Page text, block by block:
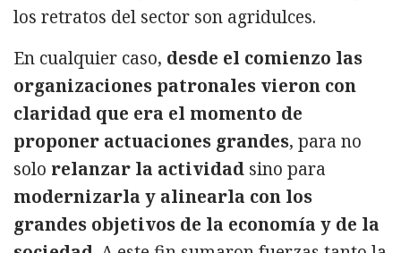
los retratos del sector son agridulces.
En cualquier caso, desde el comienzo las
organizaciones patronales vieron con
claridad que era el momento de
proponer actuaciones grandes, para no
solo relanzar la actividad sino para
modernizarla y alinearla con los
grandes objetivos de la economía y de la